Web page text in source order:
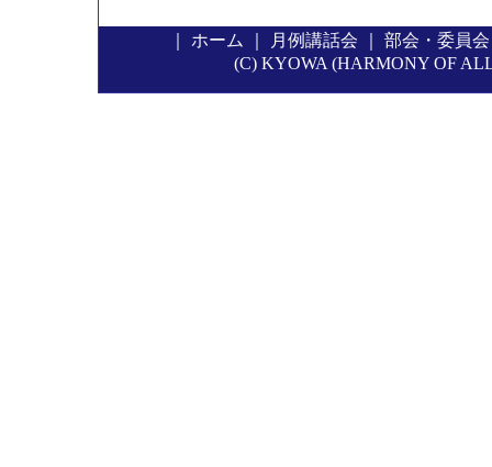
ホーム 月例講話会 部会・委員会
(C) KYOWA (HARMONY OF